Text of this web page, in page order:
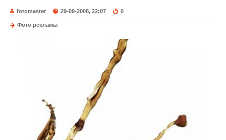
fotomaster 29-09-2008, 22:07 0
Фото рекламы